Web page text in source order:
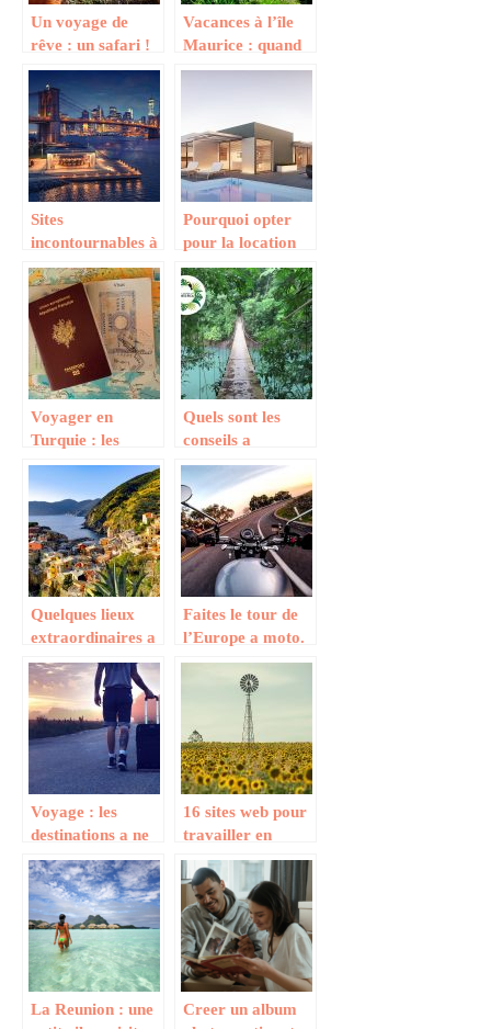
Un voyage de
rêve : un safari !
Vacances à l’île
Maurice : quand
partir ?
Sites
incontournables à
visiter à New
York sans
attendre
Pourquoi opter
pour la location
de residence de
vacances ?
Voyager en
Turquie : les
points essentiels
Quels sont les
conseils a
connaitre pour
reussir son
voyage au Costa-
Rica ?
Quelques lieux
extraordinaires a
visiter dans les
Cinque Terre
Faites le tour de
l’Europe a moto.
Voyage : les
destinations a ne
pas manquer
16 sites web pour
travailler en
Australie
La Reunion : une
Creer un album